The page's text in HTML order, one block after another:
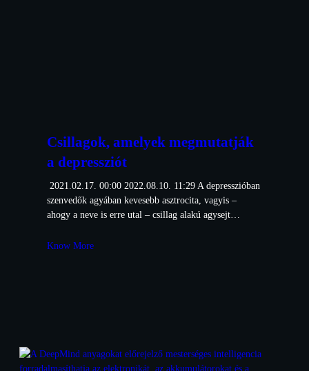
Csillagok, amelyek megmutatják
a depressziót
2021.02.17. 00:00 2022.08.10. 11:29 A depresszióban
szenvedők agyában kevesebb asztrocita, vagyis –
ahogy a neve is erre utal – csillag alakú agysejt…
Know More